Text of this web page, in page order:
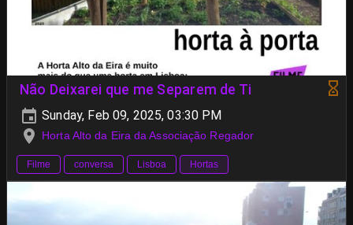
Não Deixarei que me Separem de Ti
Sunday, Feb 09, 2025, 03:30 PM
Horta Alto da Eira da Associação Regador
Filme conversa Lisboa Hortas